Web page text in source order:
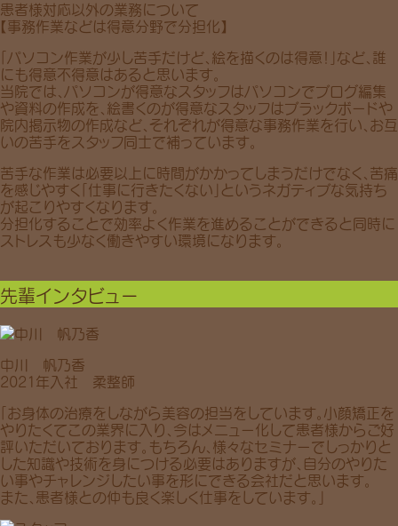
患者様対応以外の業務について
【事務作業などは得意分野で分担化】
「パソコン作業が少し苦手だけど、絵を描くのは得意！」など、誰
にも得意不得意はあると思います。
当院では、パソコンが得意なスタッフはパソコンでブログ編集
や資料の作成を、絵書くのが得意なスタッフはブラックボードや
院内掲示物の作成など、それぞれが得意な事務作業を行い、お互
いの苦手をスタッフ同士で補っています。
苦手な作業は必要以上に時間がかかってしまうだけでなく、苦痛
を感じやすく「仕事に行きたくない」というネガティブな気持ち
が起こりやすくなります。
分担化することで効率よく作業を進めることができると同時に
ストレスも少なく働きやすい環境になります。
先輩インタビュー
中川 帆乃香
2021年入社 柔整師
「お身体の治療をしながら美容の担当をしています。小顔矯正を
やりたくてこの業界に入り、今はメニュー化して患者様からご好
評いただいております。もちろん、様々なセミナーでしっかりと
した知識や技術を身につける必要はありますが、自分のやりた
い事やチャレンジしたい事を形にできる会社だと思います。
また、患者様との仲も良く楽しく仕事をしています。」